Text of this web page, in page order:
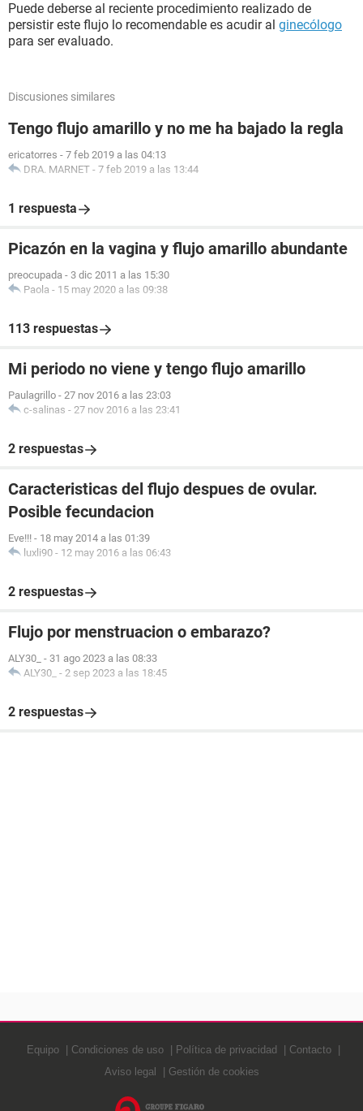
Puede deberse al reciente procedimiento realizado de
persistir este flujo lo recomendable es acudir al ginecólogo
para ser evaluado.
Discusiones similares
Tengo flujo amarillo y no me ha bajado la regla
ericatorres - 7 feb 2019 a las 04:13
DRA. MARNET - 7 feb 2019 a las 13:44
1 respuesta
Picazón en la vagina y flujo amarillo abundante
preocupada - 3 dic 2011 a las 15:30
Paola - 15 may 2020 a las 09:38
113 respuestas
Mi periodo no viene y tengo flujo amarillo
Paulagrillo - 27 nov 2016 a las 23:03
c-salinas - 27 nov 2016 a las 23:41
2 respuestas
Caracteristicas del flujo despues de ovular.
Posible fecundacion
Eve!!! - 18 may 2014 a las 01:39
luxli90 - 12 may 2016 a las 06:43
2 respuestas
Flujo por menstruacion o embarazo?
ALY30_ - 31 ago 2023 a las 08:33
ALY30_ - 2 sep 2023 a las 18:45
2 respuestas
Equipo Condiciones de uso Política de privacidad
Contacto
Aviso legal
Gestión de cookies